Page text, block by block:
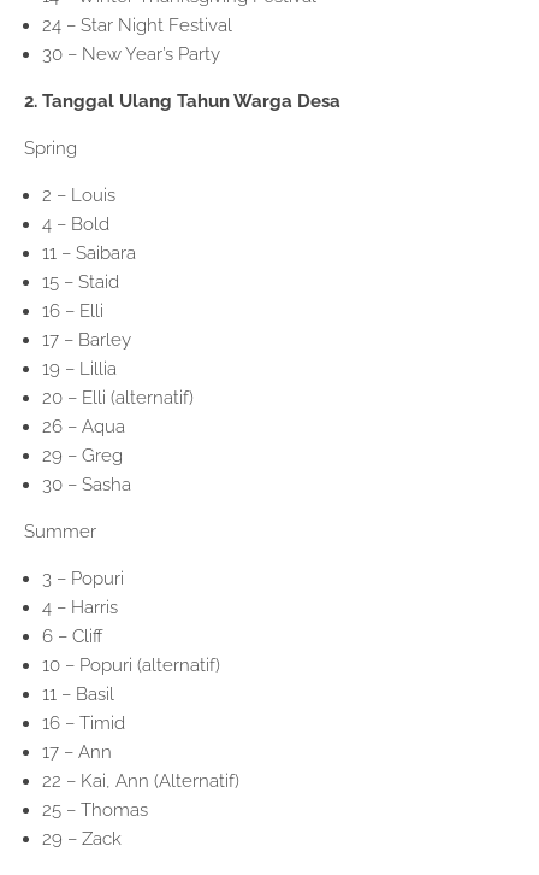
24 – Star Night Festival
30 – New Year’s Party
2. Tanggal Ulang Tahun Warga Desa
Spring
2 – Louis
4 – Bold
11 – Saibara
15 – Staid
16 – Elli
17 – Barley
19 – Lillia
20 – Elli (alternatif)
26 – Aqua
29 – Greg
30 – Sasha
Summer
3 – Popuri
4 – Harris
6 – Cliff
10 – Popuri (alternatif)
11 – Basil
16 – Timid
17 – Ann
22 – Kai, Ann (Alternatif)
25 – Thomas
29 – Zack